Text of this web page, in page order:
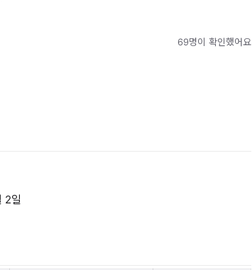
69명이 확인했어요
2일